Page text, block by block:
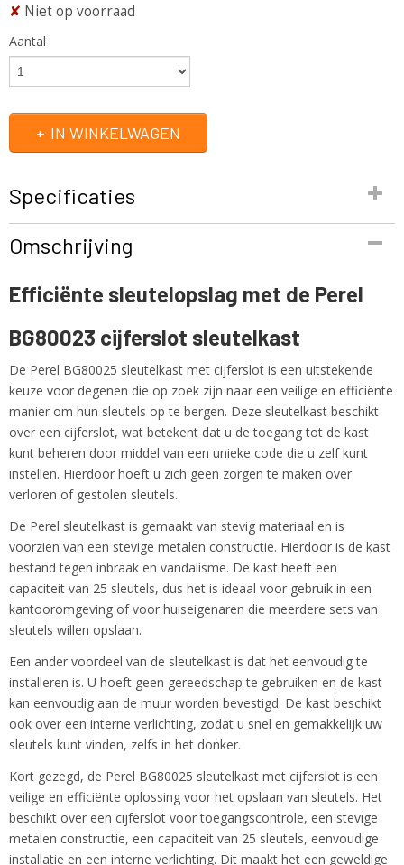
✘ Niet op voorraad
Aantal
IN WINKELWAGEN
Specificaties
BG80023
5410329696047
BG80023
1,00 Kg
Omschrijving
Efficiënte sleutelopslag met de Perel
BG80023 cijferslot sleutelkast
De Perel BG80025 sleutelkast met cijferslot is een uitstekende
keuze voor degenen die op zoek zijn naar een veilige en efficiënte
manier om hun sleutels op te bergen. Deze sleutelkast beschikt
over een cijferslot, wat betekent dat u de toegang tot de kast
kunt beheren door middel van een unieke code die u zelf kunt
instellen. Hierdoor hoeft u zich geen zorgen te maken over
verloren of gestolen sleutels.
De Perel sleutelkast is gemaakt van stevig materiaal en is
voorzien van een stevige metalen constructie. Hierdoor is de kast
bestand tegen inbraak en vandalisme. De kast heeft een
capaciteit van 25 sleutels, dus het is ideaal voor gebruik in een
kantooromgeving of voor huiseigenaren die meerdere sets van
sleutels willen opslaan.
Een ander voordeel van de sleutelkast is dat het eenvoudig te
installeren is. U hoeft geen gereedschap te gebruiken en de kast
kan eenvoudig aan de muur worden bevestigd. De kast beschikt
ook over een interne verlichting, zodat u snel en gemakkelijk uw
sleutels kunt vinden, zelfs in het donker.
Kort gezegd, de Perel BG80025 sleutelkast met cijferslot is een
veilige en efficiënte oplossing voor het opslaan van sleutels. Het
beschikt over een cijferslot voor toegangscontrole, een stevige
metalen constructie, een capaciteit van 25 sleutels, eenvoudige
installatie en een interne verlichting. Dit maakt het een geweldige